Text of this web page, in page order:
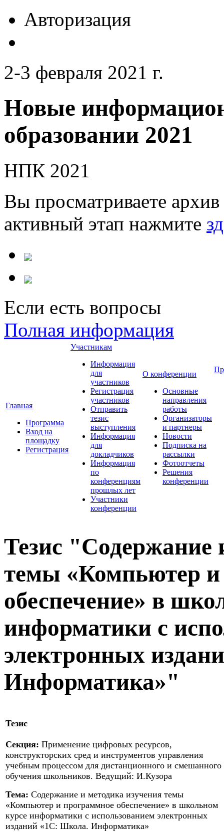
Авторизация
2-3 февраля 2021 г.
Новые
образовании 2021
НПК 2021
Вы просматриваете
активный этап нажмите
Если есть вопросы
Полная информация
Главная
Программа
Вход на
площадку
Регистрация
Участникам
Информация
для
участников
Регистрация
участников
Отправить
тезис
выступления
Информация
для
докладчиков
Информация
по
конференциям
прошлых лет
Участники
конференции
О конференции
Основные
направления
работы
Организаторы
и партнеры
Новости
Подписка на
рассылки
Фотоотчеты
Решения
конференции
Тезис "Содержание
темы «Компьютер
обеспечение» в
информатики с
электронных
Информатика»"
Тезис
Секция: Применение цифровых ресурсов,
конструкторских сред и инструментов управления
учебным процессом для дистанционного и смешанного
обучения школьников. Ведущий: И.Кузора
Тема: Содержание и методика изучения темы
«Компьютер и программное обеспечение» в школьном
курсе информатики с использованием электронных
изданий «1С: Школа. Информатика»